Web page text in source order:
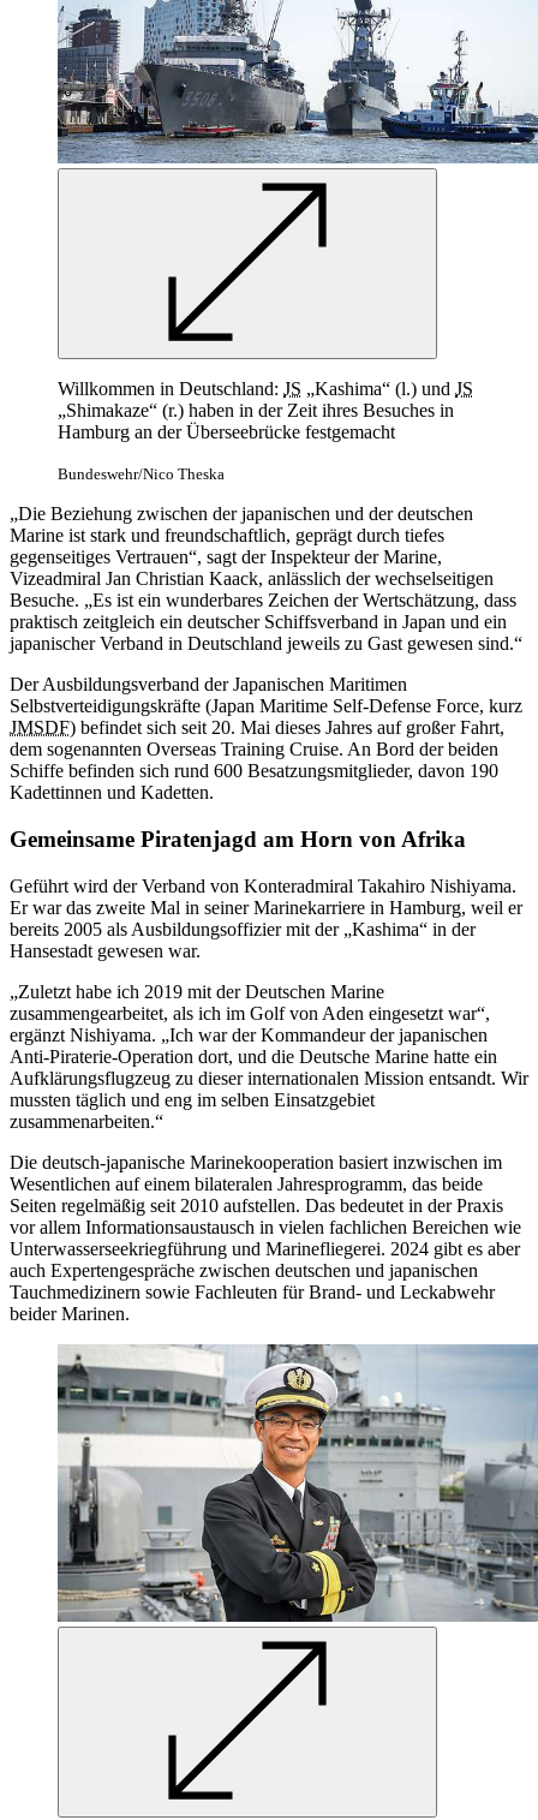
Willkommen in Deutschland: JS „Kashima“ (l.) und JS
„Shimakaze“ (r.) haben in der Zeit ihres Besuches in
Hamburg an der Überseebrücke festgemacht
Bundeswehr/Nico Theska
„Die Beziehung zwischen der japanischen und der deutschen
Marine ist stark und freundschaftlich, geprägt durch tiefes
gegenseitiges Vertrauen“, sagt der Inspekteur der Marine,
Vizeadmiral Jan Christian Kaack, anlässlich der wechselseitigen
Besuche. „Es ist ein wunderbares Zeichen der Wertschätzung, dass
praktisch zeitgleich ein deutscher Schiffsverband in Japan und ein
japanischer Verband in Deutschland jeweils zu Gast gewesen sind.“
Der Ausbildungsverband der Japanischen Maritimen
Selbstverteidigungskräfte (Japan Maritime Self-Defense Force, kurz
JMSDF) befindet sich seit 20. Mai dieses Jahres auf großer Fahrt,
dem sogenannten Overseas Training Cruise. An Bord der beiden
Schiffe befinden sich rund 600 Besatzungsmitglieder, davon 190
Kadettinnen und Kadetten.
Gemeinsame Piratenjagd am Horn von Afrika
Geführt wird der Verband von Konteradmiral Takahiro Nishiyama.
Er war das zweite Mal in seiner Marinekarriere in Hamburg, weil er
bereits 2005 als Ausbildungsoffizier mit der „Kashima“ in der
Hansestadt gewesen war.
„Zuletzt habe ich 2019 mit der Deutschen Marine
zusammengearbeitet, als ich im Golf von Aden eingesetzt war“,
ergänzt Nishiyama. „Ich war der Kommandeur der japanischen
Anti-Piraterie-Operation dort, und die Deutsche Marine hatte ein
Aufklärungsflugzeug zu dieser internationalen Mission entsandt. Wir
mussten täglich und eng im selben Einsatzgebiet
zusammenarbeiten.“
Die deutsch-japanische Marinekooperation basiert inzwischen im
Wesentlichen auf einem bilateralen Jahresprogramm, das beide
Seiten regelmäßig seit 2010 aufstellen. Das bedeutet in der Praxis
vor allem Informationsaustausch in vielen fachlichen Bereichen wie
Unterwasserseekriegführung und Marinefliegerei. 2024 gibt es aber
auch Expertengespräche zwischen deutschen und japanischen
Tauchmedizinern sowie Fachleuten für Brand- und Leckabwehr
beider Marinen.